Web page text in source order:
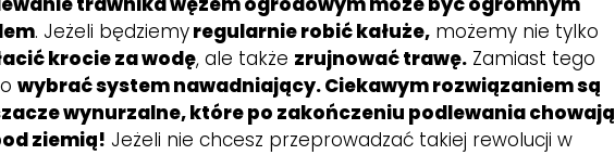
. Jeżeli będziemyregularnie robić kałuże, możemy nie tylko
krocie za wodę, ale także zrujnować trawę. Zamiast tego
wybrać system nawadniający. Ciekawym rozwiązaniem są
wynurzalne, które po zakończeniu podlewania chowają
ziemią! Jeżeli nie chcesz przeprowadzać takiej rewolucji w